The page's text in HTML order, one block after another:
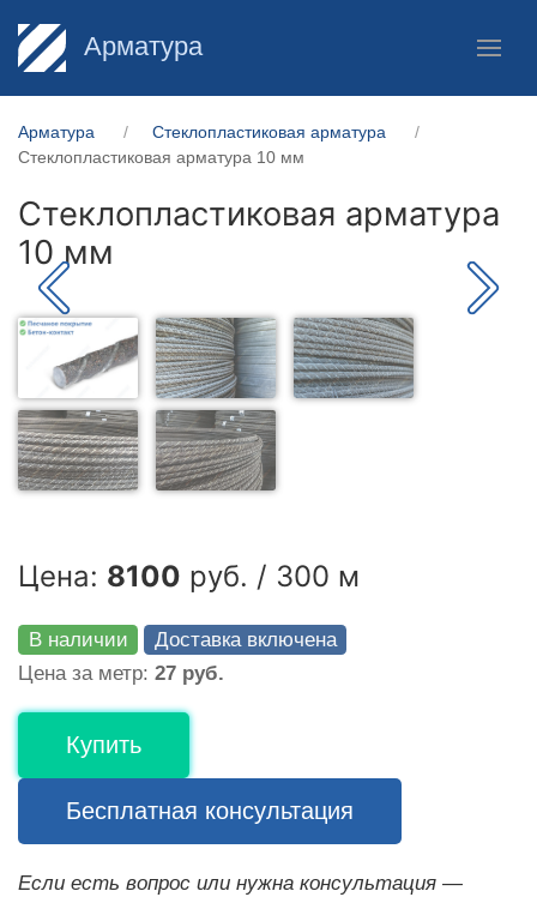
Арматура
Арматура
Стеклопластиковая арматура
Стеклопластиковая арматура 10 мм
Стеклопластиковая арматура
10 мм
Цена: 8100 руб. / 300 м
В наличии
Доставка включена
Цена за метр: 27 руб.
Купить
Бесплатная консультация
Если есть вопрос или нужна консультация —